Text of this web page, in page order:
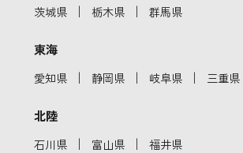
茨城県 ｜ 栃木県 ｜ 群馬県
東海
愛知県 ｜ 静岡県 ｜ 岐阜県 ｜ 三重県
北陸
石川県 ｜ 富山県 ｜ 福井県